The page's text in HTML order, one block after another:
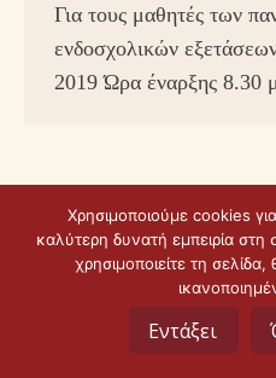
Για τους μαθητές των
ενδοσχολικών
2019 Ώρα έναρξης 8.30
© Copyright 2022 |
Χρησιμοποιούμε cookies
καλύτερη δυνατή εμπειρία
χρησιμοποιείτε τη
Εντάξει